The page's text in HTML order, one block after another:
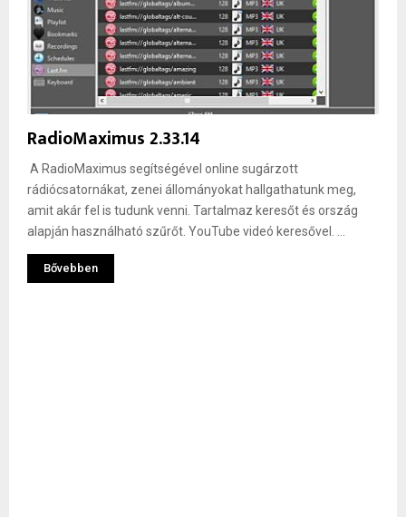
RadioMaximus 2.33.14
A RadioMaximus segítségével online sugárzott
rádiócsatornákat, zenei állományokat hallgathatunk meg,
amit akár fel is tudunk venni. Tartalmaz keresőt és ország
alapján használható szűrőt. YouTube videó keresővel. ...
Bővebben